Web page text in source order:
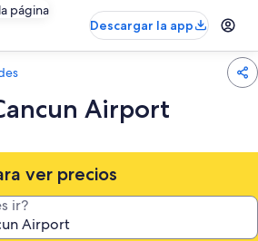
página
Descargar la app
Airport
ver precios
ir?